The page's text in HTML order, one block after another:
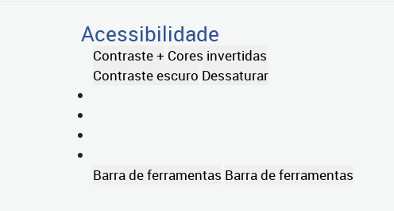
Acessibilidade
Contraste + Cores invertidas
Contraste escuro Dessaturar
Barra de ferramentas Barra de ferramentas